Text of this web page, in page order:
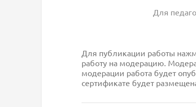
Для
Для публикации работы
работу на модерацию.
модерации работа будет
сертификате будет